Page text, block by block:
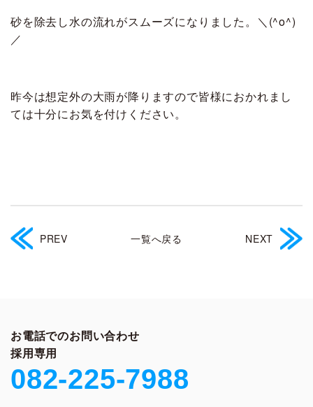
砂を除去し水の流れがスムーズになりました。＼(^o^)
／
昨今は想定外の大雨が降りますので皆様におかれまし
ては十分にお気を付けください。
PREV 一覧へ戻る NEXT
お電話でのお問い合わせ
採用専用
082-225-7988